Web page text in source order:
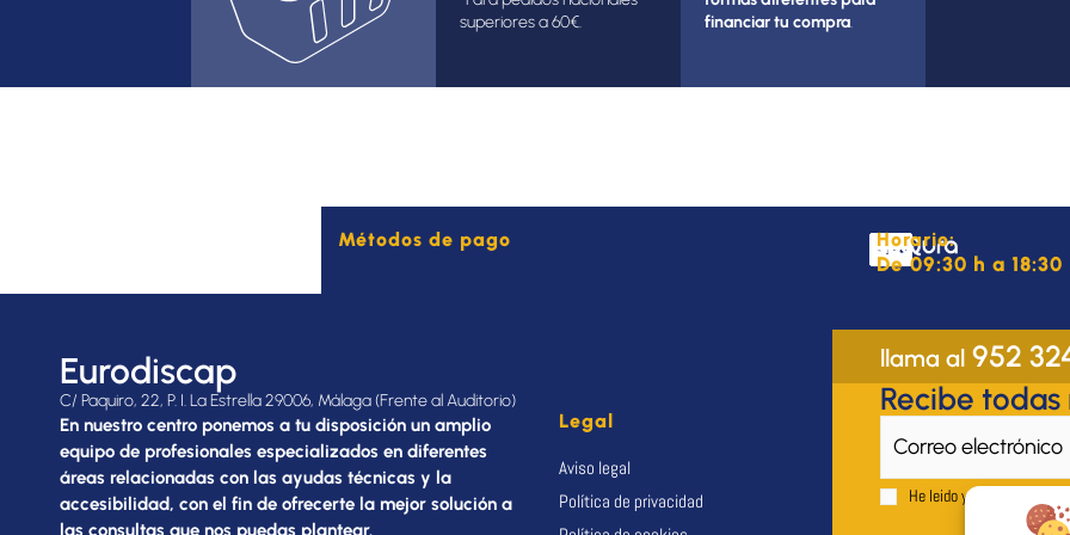
superiores a 60€.
financiar tu compra.
Métodos de pago Horario:
De 09:30 h a 18:30
Eurodiscap
C/ Paquiro, 22, P. I. La Estrella 29006, Málaga (Frente al Auditorio)
En nuestro centro ponemos a tu disposición un amplio
equipo de profesionales especializados en diferentes
áreas relacionadas con las ayudas técnicas y la
accesibilidad, con el fin de ofrecerte la mejor solución a
las consultas que nos puedas plantear.
Legal
Aviso legal
Política de privacidad
llama al952
Recibe
He leido y acepto el